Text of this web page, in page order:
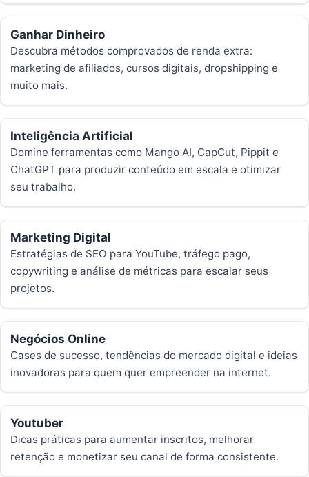
Ganhar Dinheiro
Descubra métodos comprovados de renda extra:
marketing de afiliados, cursos digitais, dropshipping e
muito mais.
Inteligência Artificial
Domine ferramentas como Mango AI, CapCut, Pippit e
ChatGPT para produzir conteúdo em escala e otimizar
seu trabalho.
Marketing Digital
Estratégias de SEO para YouTube, tráfego pago,
copywriting e análise de métricas para escalar seus
projetos.
Negócios Online
Cases de sucesso, tendências do mercado digital e ideias
inovadoras para quem quer empreender na internet.
Youtuber
Dicas práticas para aumentar inscritos, melhorar
retenção e monetizar seu canal de forma consistente.